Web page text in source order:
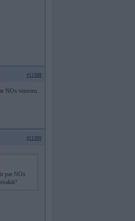
#11388
NOx sensoru.
#11389
ir par NOx